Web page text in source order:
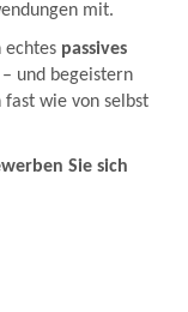
mit.
echtes passives
und begeistern
wie von selbst
Sie sich